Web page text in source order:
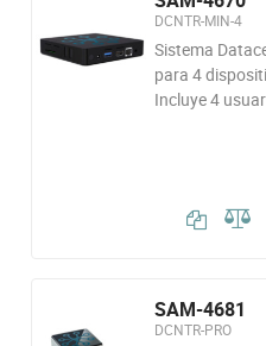
DCNTR-MIN-4
Sistema
para 4
Incluye 4
SAM-4681
DCNTR-PRO